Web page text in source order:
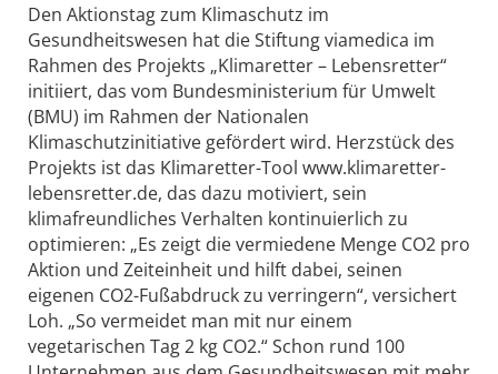
Den Aktionstag zum Klimaschutz im
Gesundheitswesen hat die Stiftung viamedica im
Rahmen des Projekts „Klimaretter – Lebensretter“
initiiert, das vom Bundesministerium für Umwelt
(BMU) im Rahmen der Nationalen
Klimaschutzinitiative gefördert wird. Herzstück des
Projekts ist das Klimaretter-Tool www.klimaretter-
lebensretter.de, das dazu motiviert, sein
klimafreundliches Verhalten kontinuierlich zu
optimieren: „Es zeigt die vermiedene Menge CO2 pro
Aktion und Zeiteinheit und hilft dabei, seinen
eigenen CO2-Fußabdruck zu verringern“, versichert
Loh. „So vermeidet man mit nur einem
vegetarischen Tag 2 kg CO2.“ Schon rund 100